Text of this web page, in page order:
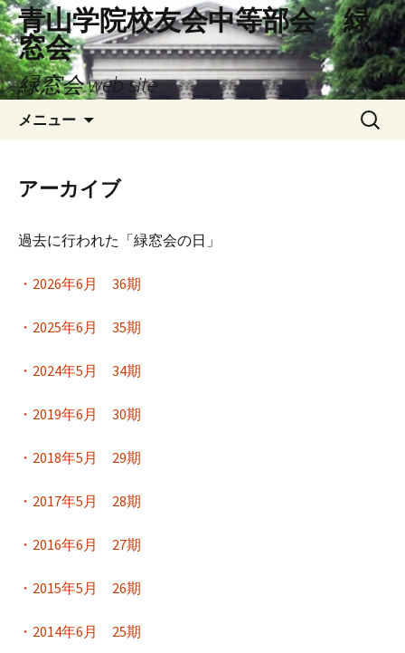
コ
ン
テ
ン
ツ
ス
青山学院校友会中等部会 緑
窓会
緑窓会 web site
メニュー
検
索:
アーカイブ
過去に行われた「緑窓会の日」
・2026年6月 36期
・2025年6月 35期
・2024年5月 34期
・2019年6月 30期
・2018年5月 29期
・2017年5月 28期
・2016年6月 27期
・2015年5月 26期
・2014年6月 25期